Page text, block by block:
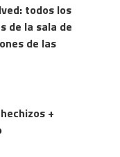
todos los
de la sala de
de las
+